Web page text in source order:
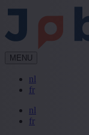
MENU
nl
fr
nl
fr